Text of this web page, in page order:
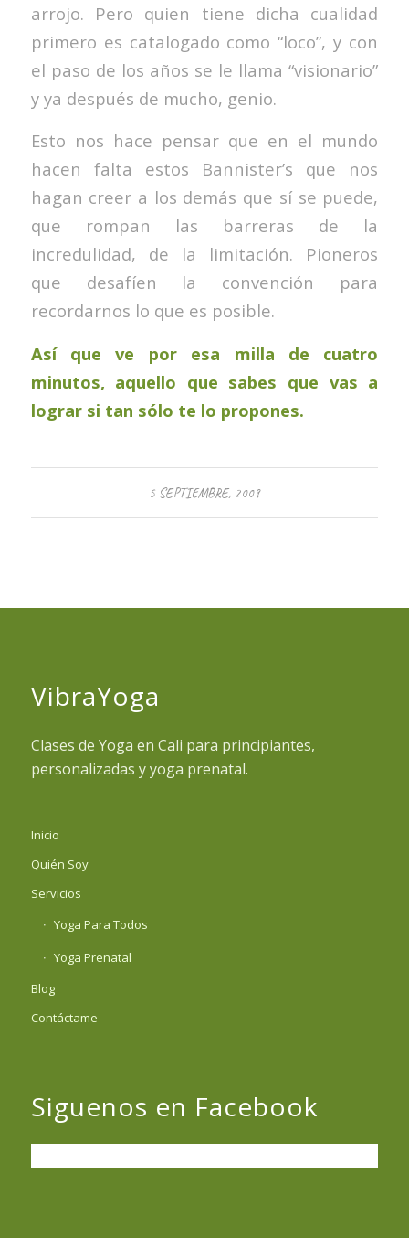
arrojo. Pero quien tiene dicha cualidad
primero es catalogado como “loco”, y con
el paso de los años se le llama “visionario”
y ya después de mucho, genio.
Esto nos hace pensar que en el mundo
hacen falta estos Bannister’s que nos
hagan creer a los demás que sí se puede,
que rompan las barreras de la
incredulidad, de la limitación. Pioneros
que desafíen la convención para
recordarnos lo que es posible.
Así que ve por esa milla de cuatro
minutos, aquello que sabes que vas a
lograr si tan sólo te lo propones.
5 SEPTIEMBRE, 2009
VibraYoga
Clases de Yoga en Cali para principiantes,
personalizadas y yoga prenatal.
Inicio
Quién Soy
Servicios
Yoga Para Todos
Yoga Prenatal
Blog
Contáctame
Siguenos en Facebook